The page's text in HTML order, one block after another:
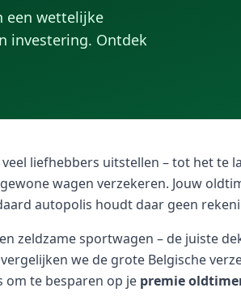
een wettelijke
investering. Ontdek
liefhebbers uitstellen – tot het te
wagen verzekeren. Jouw
autopolis houdt daar geen
zeldzame sportwagen – de juiste
we de grote Belgische
om te besparen op je premie